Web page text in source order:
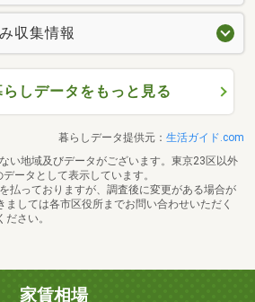
収集情報
しデータをもっと見る
暮らしデータ提供元： 生活ガイド.com
い地域及びデータがございます。東京23区以外
ータとして表示しています。
払っておりますが、調査後に変更がある場合が
しては各市区役所までお問い合わせいただく
さい。
家賃相場